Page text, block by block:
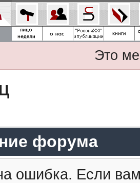
Это
форума
ошибка. Если